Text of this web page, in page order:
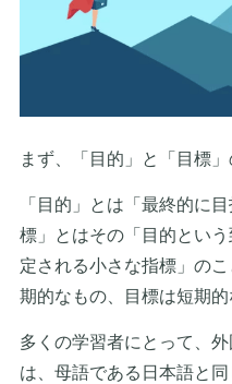
まず、「目的」と「目標
「目的」とは「最終的に
標」とはその「目的とい
定される小さな指標」の
期的なもの、目標は短期的
多くの学習者にとって、
は、母語である日本語と